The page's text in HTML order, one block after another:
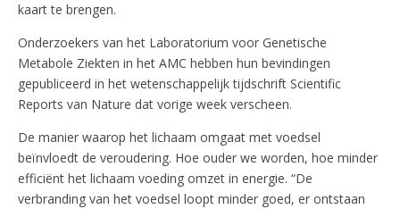
kaart te brengen.
Onderzoekers van het Laboratorium voor Genetische
Metabole Ziekten in het AMC hebben hun bevindingen
gepubliceerd in het wetenschappelijk tijdschrift Scientific
Reports van Nature dat vorige week verscheen.
De manier waarop het lichaam omgaat met voedsel
beïnvloedt de veroudering. Hoe ouder we worden, hoe minder
efficiënt het lichaam voeding omzet in energie. “De
verbranding van het voedsel loopt minder goed, er ontstaan